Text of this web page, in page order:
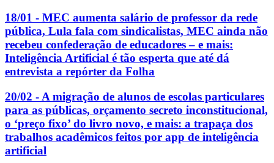
18/01 - MEC aumenta salário de professor da rede
pública, Lula fala com sindicalistas, MEC ainda não
recebeu confederação de educadores – e mais:
Inteligência Artificial é tão esperta que até dá
entrevista a repórter da Folha
20/02 - A migração de alunos de escolas particulares
para as públicas, orçamento secreto inconstitucional,
o ‘preço fixo’ do livro novo, e mais: a trapaça dos
trabalhos acadêmicos feitos por app de inteligência
artificial